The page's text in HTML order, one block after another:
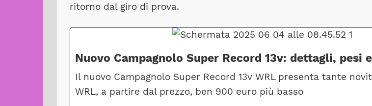
ritorno dal giro di prova.
Nuovo Campagnolo Super Record 13v: dettagli, pesi
Il nuovo Campagnolo Super Record 13v WRL presenta tante
WRL, a partire dal prezzo, ben 900 euro più basso